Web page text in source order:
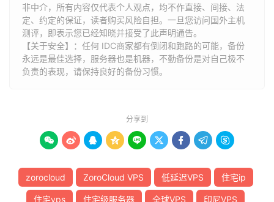
非中介，所有内容仅代表个人观点，均不作直接、间接、法
定、约定的保证，读者购买风险自担。一旦您访问国外主机
测评，即表示您已经知晓并接受了此声明通告。
【关于安全】：任何 IDC商家都有倒闭和跑路的可能，备份
永远是最佳选择，服务器也是机器，不勤备份是对自己极不
负责的表现，请保持良好的备份习惯。
分享到
        
zorocloud ZoroCloud VPS 低延迟VPS 住宅ip
住宅vps 住宅级服务器 全球VPS 印尼VPS